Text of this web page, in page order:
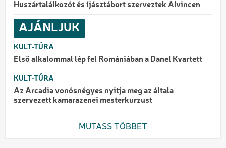
Huszártalálkozót és íjásztábort szerveztek Alvincen
AJÁNLJUK
KULT-TÚRA
Első alkalommal lép fel Romániában a Danel Kvartett
KULT-TÚRA
Az Arcadia vonósnégyes nyitja meg az általa
szervezett kamarazenei mesterkurzust
MUTASS TÖBBET